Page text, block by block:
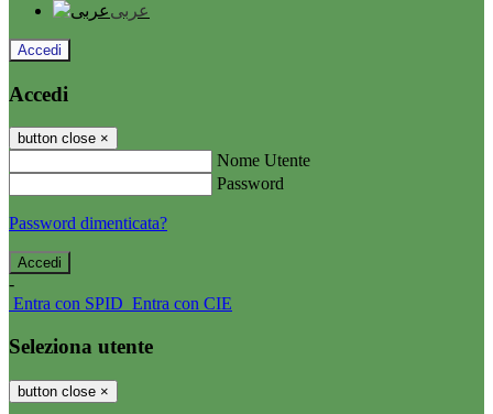
عربى
Accedi
Accedi
button close ×
Nome Utente
Password
Password dimenticata?
-
Entra con SPID Entra con CIE
Seleziona utente
button close ×